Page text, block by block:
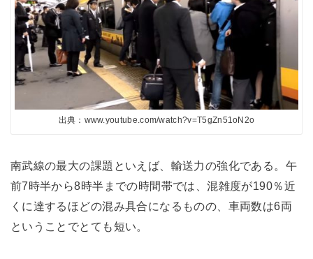
出典：www.youtube.com/watch?v=T5gZn51oN2o
南武線の最大の課題といえば、輸送力の強化である。午
前7時半から8時半までの時間帯では、混雑度が190％近
くに達するほどの混み具合になるものの、車両数は6両
ということでとても短い。